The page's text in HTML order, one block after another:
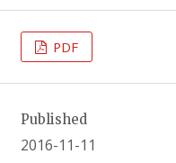
PDF
Published
2016-11-11